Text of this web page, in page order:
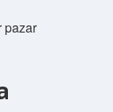
pazar